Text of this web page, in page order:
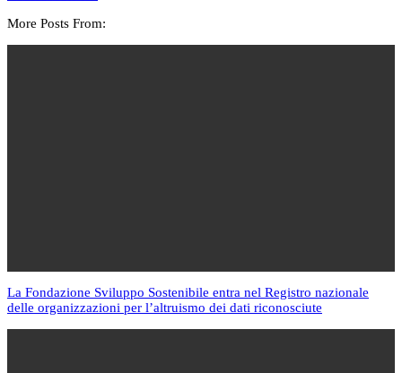
More Posts From:
La Fondazione Sviluppo Sostenibile entra nel Registro nazionale
delle organizzazioni per l’altruismo dei dati riconosciute